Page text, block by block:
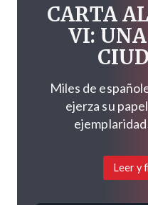
CARTA
VI:
Miles de
ejerza su
Leer y